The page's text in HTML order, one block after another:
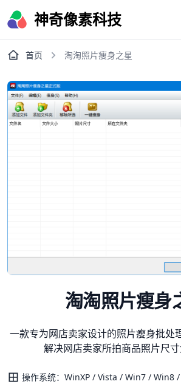
神奇像素科技
首页 淘淘照片瘦身之星
淘淘照片瘦身
一款专为网店卖家设计的照片瘦身批处
解决网店卖家所拍商品照片尺寸
操作系统：WinXP / Vista / Win7 / Win8